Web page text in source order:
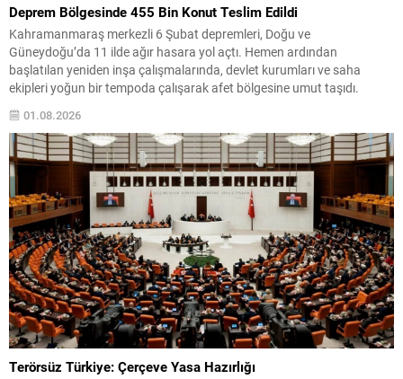
Deprem Bölgesinde 455 Bin Konut Teslim Edildi
Kahramanmaraş merkezli 6 Şubat depremleri, Doğu ve
Güneydoğu’da 11 ilde ağır hasara yol açtı. Hemen ardından
başlatılan yeniden inşa çalışmalarında, devlet kurumları ve saha
ekipleri yoğun bir tempoda çalışarak afet bölgesine umut taşıdı.
yürütülen projeler sayesinde binlerce aileye yeni yaşam alanları
sunuldu; bu...
01.08.2026
Terörsüz Türkiye: Çerçeve Yasa Hazırlığı